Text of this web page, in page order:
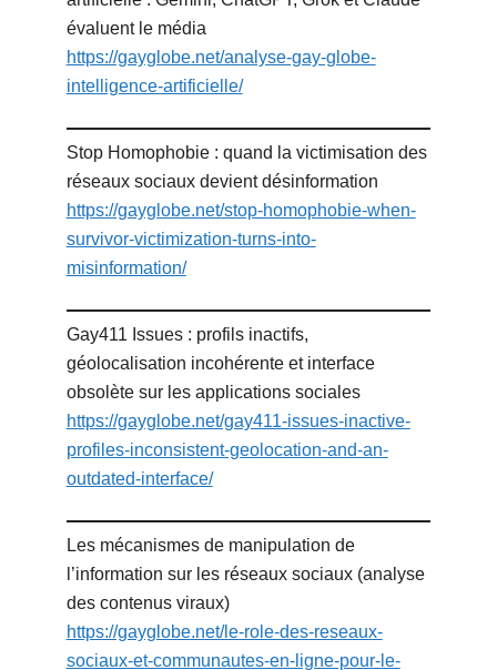
évaluent le média
https://gayglobe.net/analyse-gay-globe-
intelligence-artificielle/
Stop Homophobie : quand la victimisation des
réseaux sociaux devient désinformation
https://gayglobe.net/stop-homophobie-when-
survivor-victimization-turns-into-
misinformation/
Gay411 Issues : profils inactifs,
géolocalisation incohérente et interface
obsolète sur les applications sociales
https://gayglobe.net/gay411-issues-inactive-
profiles-inconsistent-geolocation-and-an-
outdated-interface/
Les mécanismes de manipulation de
l’information sur les réseaux sociaux (analyse
des contenus viraux)
https://gayglobe.net/le-role-des-reseaux-
sociaux-et-communautes-en-ligne-pour-le-